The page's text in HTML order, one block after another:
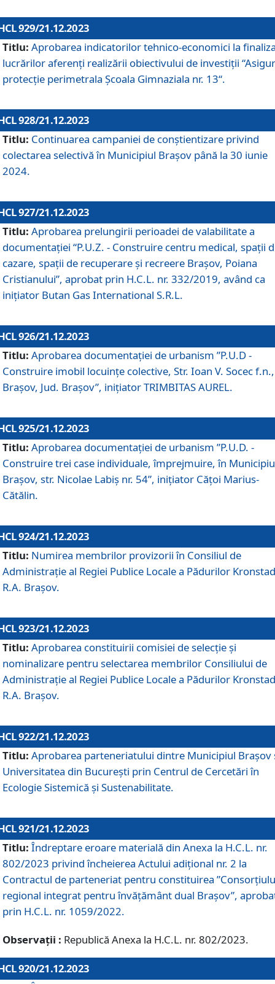
929/21.12.2023
Titlu: Aprobarea indicatorilor tehnico-economici la
lucrărilor aferenți realizării obiectivului de investiții
protecție perimetrala Școala Gimnaziala nr. 13“.
928/21.12.2023
Titlu: Continuarea campaniei de conștientizare privind
colectarea selectivă în Municipiul Braşov până la 30 iunie
2024.
927/21.12.2023
Titlu: Aprobarea prelungirii perioadei de valabilitate a
documentaţiei “P.U.Z. - Construire centru medical, spații
cazare, spații de recuperare și recreere Brașov, Poiana
Cristianului”, aprobat prin H.C.L. nr. 332/2019, având ca
inițiator Butan Gas International S.R.L.
926/21.12.2023
Titlu: Aprobarea documentaţiei de urbanism ”P.U.D -
Construire imobil locuințe colective, Str. Ioan V. Socec f.n.,
Brașov, Jud. Brașov”, inițiator TRIMBITAS AUREL.
925/21.12.2023
Titlu: Aprobarea documentaţiei de urbanism ”P.U.D. -
Construire trei case individuale, împrejmuire, în
Brașov, str. Nicolae Labiș nr. 54”, inițiator Cățoi Marius-
Cătălin.
924/21.12.2023
Titlu: Numirea membrilor provizorii în Consiliul de
Administraţie al Regiei Publice Locale a Pădurilor
R.A. Brașov.
923/21.12.2023
Titlu: Aprobarea constituirii comisiei de selecție și
nominalizare pentru selectarea membrilor Consiliului de
Administrație al Regiei Publice Locale a Pădurilor
R.A. Brașov.
922/21.12.2023
Titlu: Aprobarea parteneriatului dintre Municipiul Brașov
Universitatea din București prin Centrul de Cercetări în
Ecologie Sistemică și Sustenabilitate.
921/21.12.2023
Titlu: Îndreptare eroare materială din Anexa la H.C.L. nr.
802/2023 privind încheierea Actului adițional nr. 2 la
Contractul de parteneriat pentru constituirea
regional integrat pentru învățământ dual Brașov”,
prin H.C.L. nr. 1059/2022.
Observații : Republică Anexa la H.C.L. nr. 802/2023.
920/21.12.2023